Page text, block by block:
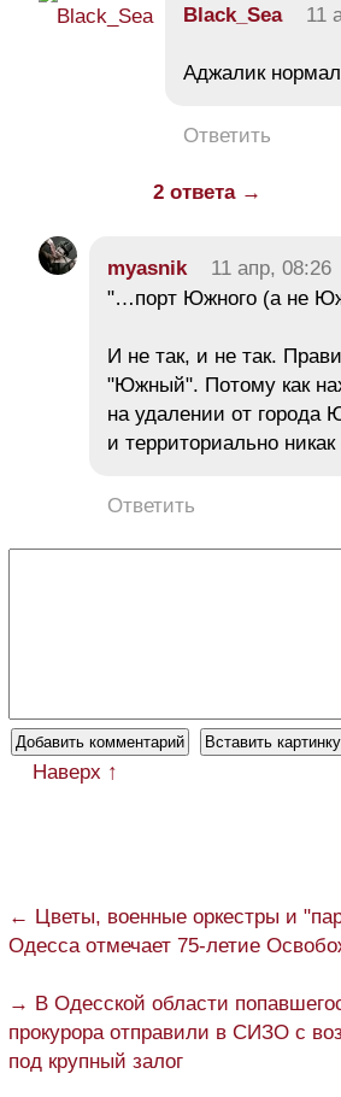
Black_Sea 11
Аджалик
Ответить
2 ответа →
myasnik 11 апр, 08:26
"…порт Южного (а не
И не так, и не так.
"Южный". Потому как
на удалении от города
и территориально
Ответить
Наверх ↑
← Цветы, военные оркестры и
Одесса отмечает 75-летие
→ В Одесской области
прокурора отправили в СИЗО с
под крупный залог